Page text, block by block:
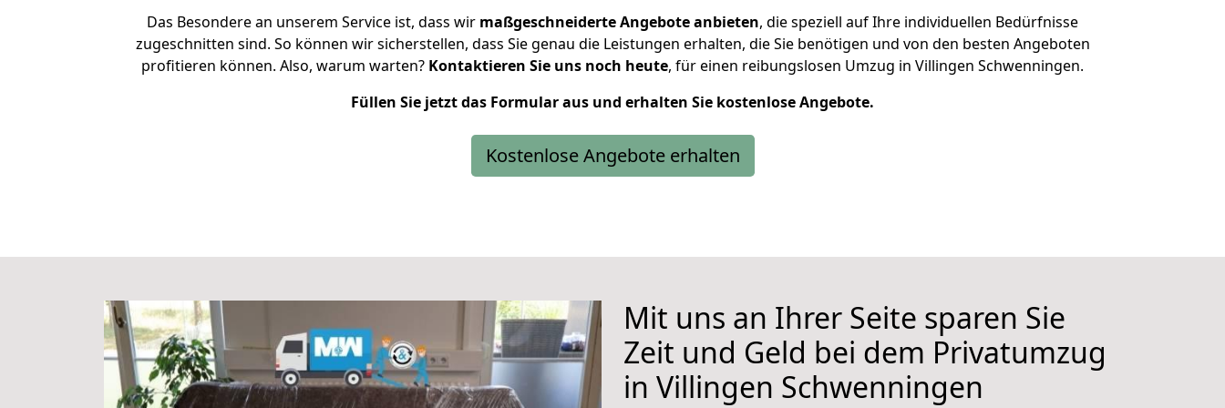
Das Besondere an unserem Service ist, dass wir maßgeschneiderteAngeboteanbieten, die speziell auf Ihre individuellen Bedürfnisse
zugeschnitten sind. So können wir sicherstellen, dass Sie genau die Leistungen erhalten, die Sie benötigen und von den besten Angeboten
profitieren können. Also, warum warten? Kontaktieren Sie uns noch heute, für einen reibungslosen Umzug in Villingen Schwenningen.
Füllen Sie jetzt das Formular aus und erhalten Sie kostenlose Angebote.
Kostenlose Angebote erhalten
Mit uns an Ihrer Seite sparen Sie
Zeit und Geld bei dem Privatumzug
in Villingen Schwenningen